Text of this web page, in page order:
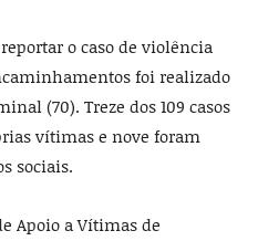
o caso de violência
foi realizado
(70). Treze dos 109 casos
vítimas e nove foram
sociais.
Apoio a Vítimas de